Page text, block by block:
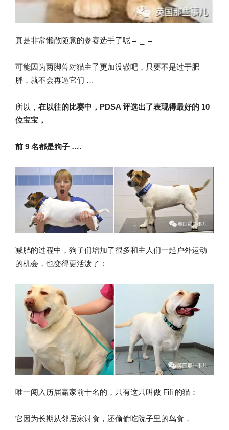
真是非常懒散随意的参赛选手了呢→ _ →
可能因为两脚兽对猫主子更加没辙吧，只要不是过于肥
胖，就不会再逼它们 …
所以， 在以往的比赛中，PDSA 评选出了表现得最好的 10
位宝宝，
前 9 名都是狗子 ….
减肥的过程中，狗子们增加了很多和主人们一起户外运动
的机会，也变得更活泼了：
唯一闯入历届赢家前十名的，只有这只叫做 Fifi 的猫：
它因为长期从邻居家讨食，还偷偷吃院子里的鸟食，